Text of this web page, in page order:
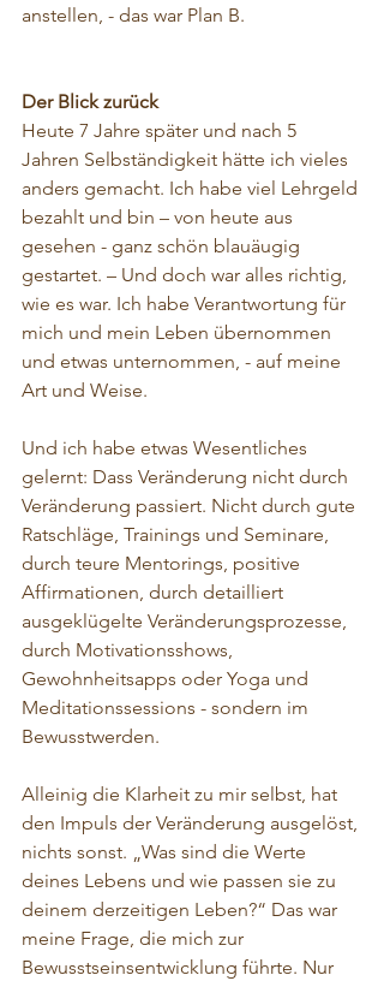
anstellen, - das war Plan B.
Der Blick zurück
Heute 7 Jahre später und nach 5
Jahren Selbständigkeit hätte ich vieles
anders gemacht. Ich habe viel Lehrgeld
bezahlt und bin – von heute aus
gesehen - ganz schön blauäugig
gestartet. – Und doch war alles richtig,
wie es war. Ich habe Verantwortung für
mich und mein Leben übernommen
und etwas unternommen, - auf meine
Art und Weise.
Und ich habe etwas Wesentliches
gelernt: Dass Veränderung nicht durch
Veränderung passiert. Nicht durch gute
Ratschläge, Trainings und Seminare,
durch teure Mentorings, positive
Affirmationen, durch detailliert
ausgeklügelte Veränderungsprozesse,
durch Motivationsshows,
Gewohnheitsapps oder Yoga und
Meditationssessions - sondern im
Bewusstwerden.
Alleinig die Klarheit zu mir selbst, hat
den Impuls der Veränderung ausgelöst,
nichts sonst. „Was sind die Werte
deines Lebens und wie passen sie zu
deinem derzeitigen Leben?“ Das war
meine Frage, die mich zur
Bewusstseinsentwicklung führte. Nur